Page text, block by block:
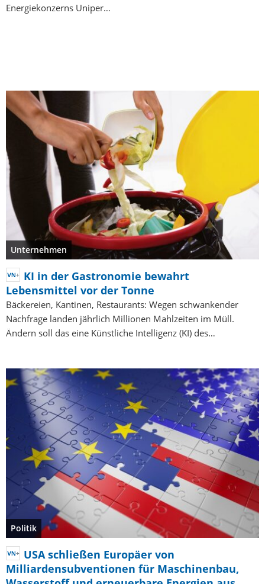
Energiekonzerns Uniper…
Unternehmen
KI in der Gastronomie bewahrt
Lebensmittel vor der Tonne
Bäckereien, Kantinen, Restaurants: Wegen schwankender
Nachfrage landen jährlich Millionen Mahlzeiten im Müll.
Ändern soll das eine Künstliche Intelligenz (KI) des…
Politik
USA schließen Europäer von
Milliardensubventionen für Maschinenbau,